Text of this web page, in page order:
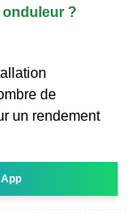
?
de
un rendement